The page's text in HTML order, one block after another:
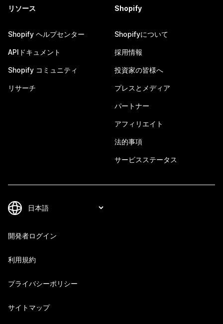
リソース
Shopify ヘルプセンター
APIドキュメント
Shopify コミュニティ
リサーチ
Shopify
Shopifyについて
採用情報
投資家の皆様へ
プレスとメディア
パートナー
アフィリエイト
法的事項
サービスステータス
開発者ログイン
利用規約
プライバシーポリシー
サイトマップ